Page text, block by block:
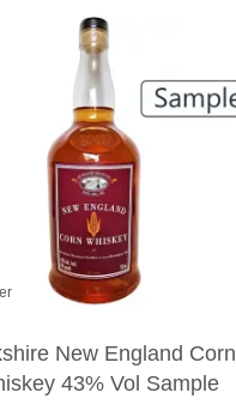
New England Corn
43% Vol Sample